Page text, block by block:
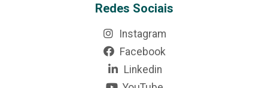
Redes Sociais
Instagram
Facebook
Linkedin